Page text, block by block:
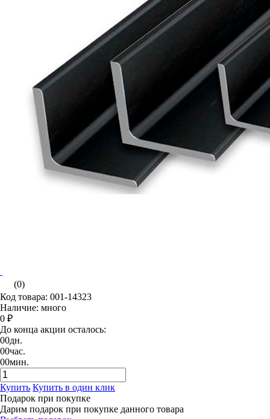
(0)
Код товара: 001-14323
Наличие: много
0 ₽
До конца акции осталось:
00дн.
00час.
00мин.
Купить Купить в один клик
Подарок при покупке
Дарим подарок при покупке данного товара